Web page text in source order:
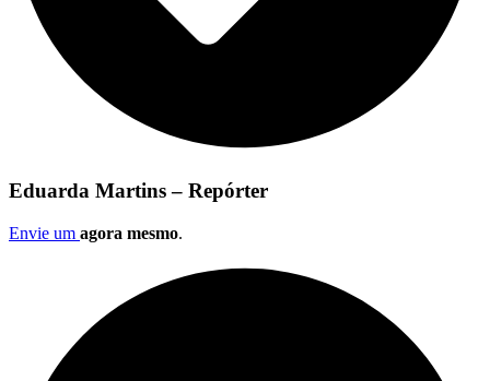
Eduarda Martins – Repórter
Envie um agora mesmo.